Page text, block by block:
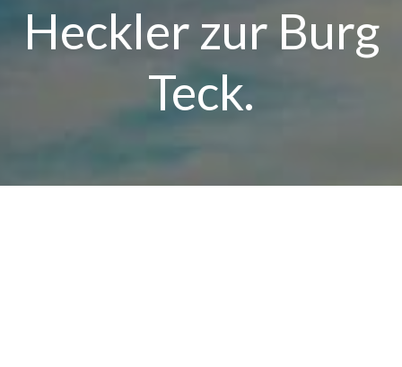
Heckler zur Burg
Teck.